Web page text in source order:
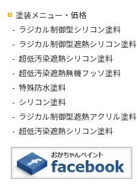
塗装メニュー・価格
ラジカル制御型シリコン塗料
ラジカル制御型遮熱シリコン塗料
超低汚染遮熱シリコン塗料
超低汚染遮熱無機フッソ塗料
特殊防水塗料
シリコン塗料
ラジカル制御型遮熱アクリル塗料
超低汚染遮熱シリコン塗料